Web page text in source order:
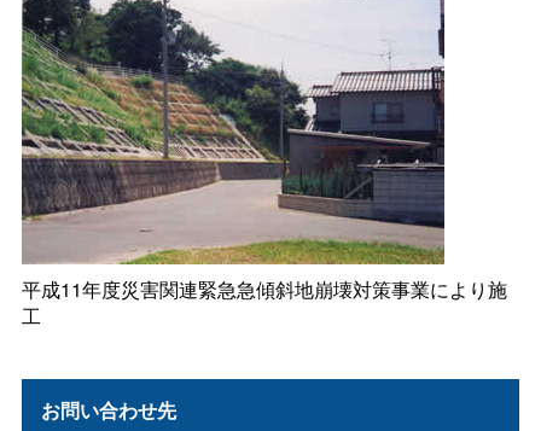
平成11年度災害関連緊急急傾斜地崩壊対策事業により施
工
お問い合わせ先